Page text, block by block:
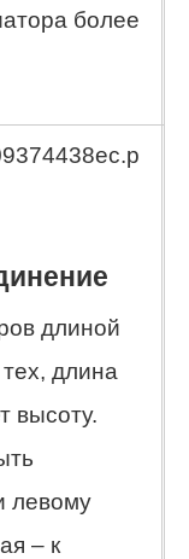
более
длиной
длина
высоту.
левому
– к